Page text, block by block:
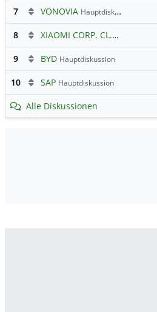
7 VONOVIA Hauptdiskussion
8 XIAOMI CORP. CL.B
9 BYD Hauptdiskussion
10 SAP Hauptdiskussion
Alle Diskussionen